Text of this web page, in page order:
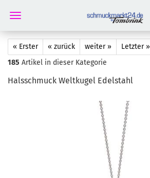
« Erster « zurück weiter »
Letzter »
185 Artikel in dieser Kategorie
Hals­schmuck Welt­ku­gel Edel­stahl